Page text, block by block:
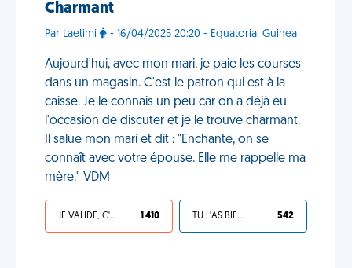
Charmant
Par Laetimi - 16/04/2025 20:20 - Equatorial Guinea
Aujourd'hui, avec mon mari, je paie les courses
dans un magasin. C'est le patron qui est à la
caisse. Je le connais un peu car on a déjà eu
l'occasion de discuter et je le trouve charmant.
Il salue mon mari et dit : "Enchanté, on se
connaît avec votre épouse. Elle me rappelle ma
mère." VDM
JE VALIDE, C'EST UNE VDM 1 410 TU L'AS BIEN MÉRITÉ 542